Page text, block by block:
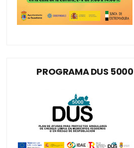
PROGRAMA DUS 5000